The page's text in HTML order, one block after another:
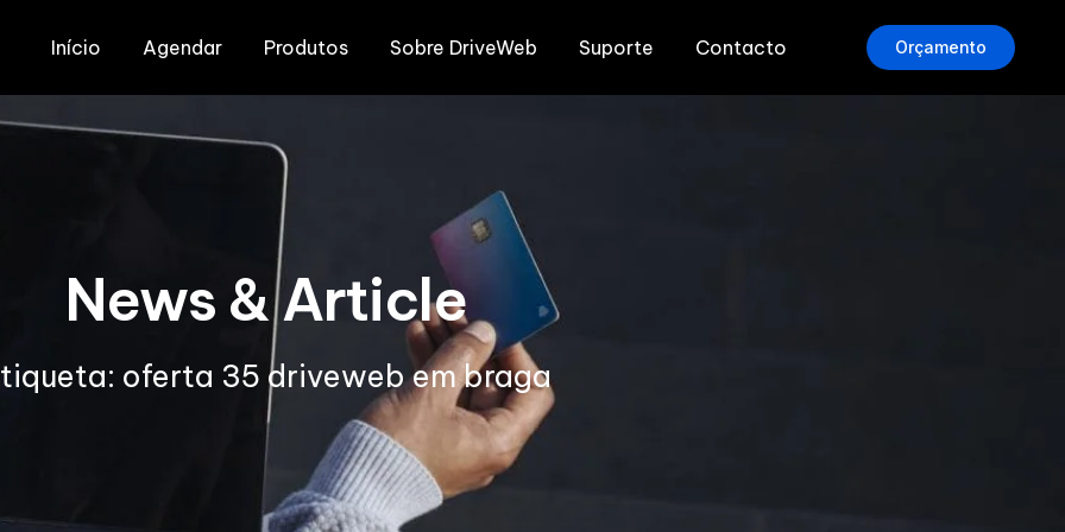
Início Agendar Produtos Sobre DriveWeb Suporte Contacto Orçamento
News & Article
oferta 35 driveweb em braga